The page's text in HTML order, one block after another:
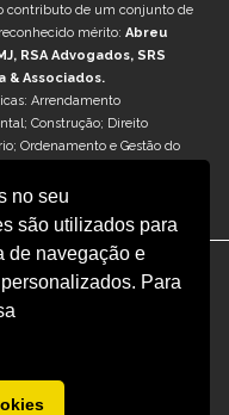
no seu
são utilizados para
de navegação e
Para
contributo de um conjunto de
mérito: Abreu
RSA Advogados, SRS
& Associados.
Arrendamento
Construção; Direito
Ordenamento e Gestão do
Sociedades e M&A